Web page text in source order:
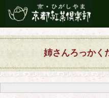
姉さんろっかく